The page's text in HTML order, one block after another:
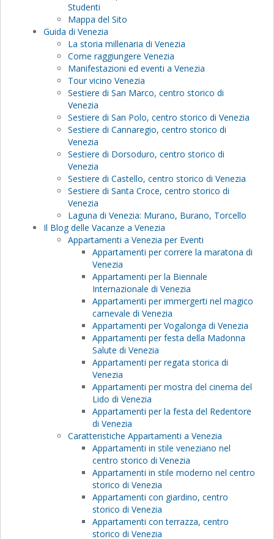
Studenti
Mappa del Sito
Guida di Venezia
La storia millenaria di Venezia
Come raggiungere Venezia
Manifestazioni ed eventi a Venezia
Tour vicino Venezia
Sestiere di San Marco, centro storico di
Venezia
Sestiere di San Polo, centro storico di Venezia
Sestiere di Cannaregio, centro storico di
Venezia
Sestiere di Dorsoduro, centro storico di
Venezia
Sestiere di Castello, centro storico di Venezia
Sestiere di Santa Croce, centro storico di
Venezia
Laguna di Venezia: Murano, Burano, Torcello
Il Blog delle Vacanze a Venezia
Appartamenti a Venezia per Eventi
Appartamenti per correre la maratona di
Venezia
Appartamenti per la Biennale
Internazionale di Venezia
Appartamenti per immergerti nel magico
carnevale di Venezia
Appartamenti per Vogalonga di Venezia
Appartamenti per festa della Madonna
Salute di Venezia
Appartamenti per regata storica di
Venezia
Appartamenti per mostra del cinema del
Lido di Venezia
Appartamenti per la festa del Redentore
di Venezia
Caratteristiche Appartamenti a Venezia
Appartamenti in stile veneziano nel
centro storico di Venezia
Appartamenti in stile moderno nel centro
storico di Venezia
Appartamenti con giardino, centro
storico di Venezia
Appartamenti con terrazza, centro
storico di Venezia